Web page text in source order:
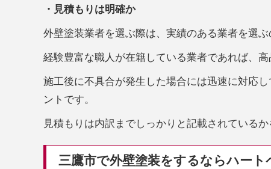
・見積もりは明確か
外壁塗装業者を選ぶ際は、実績のある業者を選ぶ
経験豊富な職人が在籍している業者であれば、高
施工後に不具合が発生した場合には迅速に対応
ントです。
見積もりは内訳までしっかりと記載されている
三鷹市で外壁塗装をするならハート